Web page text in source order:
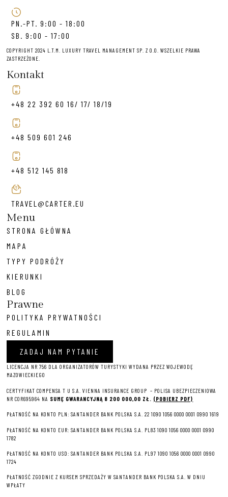
PN.-PT. 9:00 - 18:00
SB. 9:00 - 17:00
COPYRIGHT 2024 L.T.M. LUXURY TRAVEL MANAGEMENT SP. Z O.O. WSZELKIE PRAWA
ZASTRZEŻONE.
Kontakt
+48 22 392 60 16/ 17/ 18/19
+48 509 601 246
+48 512 145 818
TRAVEL@CARTER.EU
Menu
STRONA GŁÓWNA
MAPA
TYPY PODRÓŻY
KIERUNKI
BLOG
Prawne
POLITYKA PRYWATNOŚCI
REGULAMIN
ZADAJ NAM PYTANIE
LICENCJA NR 756 DLA ORGANIZATORÓW TURYSTYKI WYDANA PRZEZ WOJEWODĘ
MAZOWIECKIEGO
CERTYFIKAT COMPENSA T U S.A. VIENNA INSURANCE GROUP – POLISA UBEZPIECZENIOWA
NR COR695964 NA SUMĘ GWARANCYJNĄ 8 200 000,00 ZŁ. (POBIERZ PDF)
PŁATNOŚĆ NA KONTO PLN: SANTANDER BANK POLSKA S.A. 22 1090 1056 0000 0001 0990 1619
PŁATNOŚĆ NA KONTO EUR: SANTANDER BANK POLSKA S.A. PL83 1090 1056 0000 0001 0990
1782
PŁATNOŚĆ NA KONTO USD: SANTANDER BANK POLSKA S.A. PL97 1090 1056 0000 0001 0990
1724
PŁATNOŚĆ ZGODNIE Z KURSEM SPRZEDAŻY W SANTANDER BANK POLSKA S.A. W DNIU
WPŁATY